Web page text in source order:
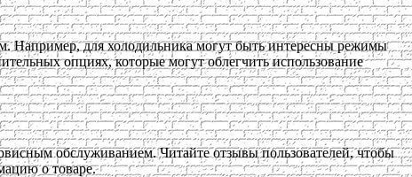
Например, для холодильника могут быть интересны режимы
опциях, которые могут облегчить использование
обслуживанием. Читайте отзывы пользователей, чтобы
о товаре.